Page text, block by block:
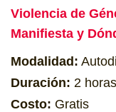
Violencia de
Manifiesta y
Modalidad:
Duración: 2 horas
Costo: Gratis